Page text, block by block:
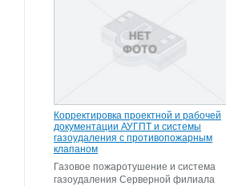
Корректировка проектной и рабочей
документации АУГПТ и системы
газоудаления с противопожарным
клапаном
Газовое пожаротушение и система
газоудаления Серверной филиала